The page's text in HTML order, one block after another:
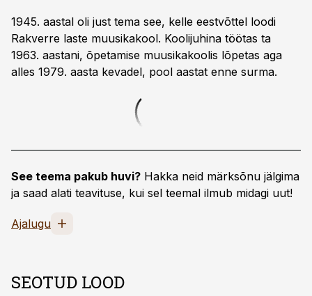
1945. aastal oli just tema see, kelle eestvõttel loodi
Rakverre laste muusikakool. Koolijuhina töötas ta
1963. aastani, õpetamise muusikakoolis lõpetas aga
alles 1979. aasta kevadel, pool aastat enne surma.
See teema pakub huvi? Hakka neid märksõnu jälgima
ja saad alati teavituse, kui sel teemal ilmub midagi uut!
Ajalugu
SEOTUD LOOD